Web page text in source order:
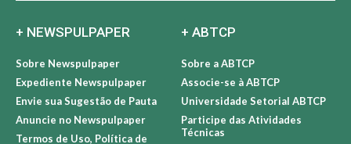
+ NEWSPULPAPER
Sobre Newspulpaper
Expediente Newspulpaper
Envie sua Sugestão de Pauta
Anuncie no Newspulpaper
Termos de Uso, Política de
+ ABTCP
Sobre a ABTCP
Associe-se à ABTCP
Universidade Setorial ABTCP
Participe das Atividades
Técnicas